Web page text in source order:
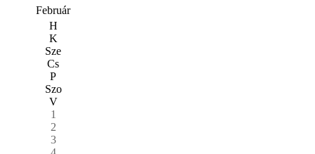
Február
H
K
Sze
Cs
P
Szo
V
1
2
3